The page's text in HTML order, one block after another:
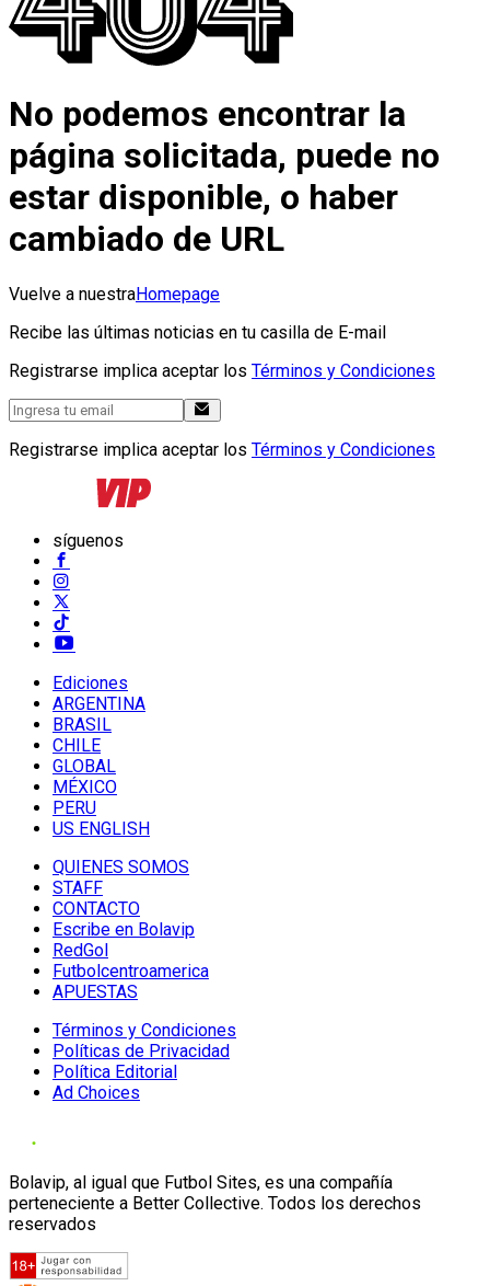
No podemos encontrar la
página solicitada, puede no
estar disponible, o haber
cambiado de URL
Vuelve a nuestraHomepage
Recibe las últimas noticias en tu casilla de E-mail
Registrarse implica aceptar los Términos y Condiciones
Registrarse implica aceptar los Términos y Condiciones
síguenos
Ediciones
ARGENTINA
BRASIL
CHILE
GLOBAL
MÉXICO
PERU
US ENGLISH
QUIENES SOMOS
STAFF
CONTACTO
Escribe en Bolavip
RedGol
Futbolcentroamerica
APUESTAS
Términos y Condiciones
Políticas de Privacidad
Política Editorial
Ad Choices
Bolavip, al igual que Futbol Sites, es una compañía
perteneciente a Better Collective. Todos los derechos
reservados